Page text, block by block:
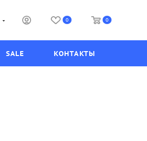
0 0
SALE КОНТАКТЫ